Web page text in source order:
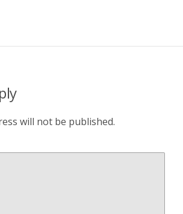
will not be published.